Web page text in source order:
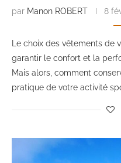
par Manon ROBERT 8
Le choix des vêtements de
garantir le confort et la
Mais alors, comment
pratique de votre activité